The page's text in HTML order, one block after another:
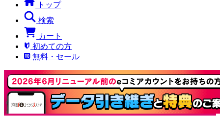
トップ
検索
カート
初めての方
無料・セール